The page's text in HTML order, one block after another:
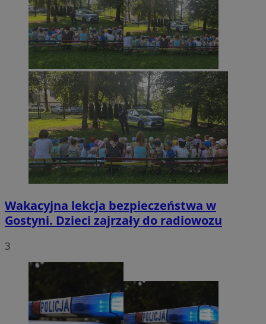
Wakacyjna lekcja bezpieczeństwa w
Gostyni. Dzieci zajrzały do radiowozu
3